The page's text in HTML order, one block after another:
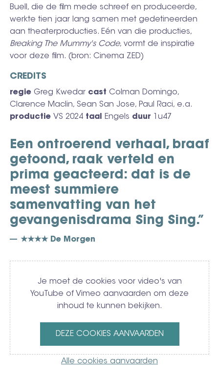
Buell, die de film mede schreef en produceerde,
werkte tien jaar lang samen met gedetineerden
aan theaterproducties. Eén van die producties,
Breaking The Mummy's Code, vormt de inspiratie
voor deze film. (bron: Cinema ZED)
CREDITS
regie Greg Kwedar cast Colman Domingo,
Clarence Maclin, Sean San Jose, Paul Raci, e.a.
productie VS 2024 taal Engels duur 1u47
Een ontroerend verhaal, braaf
getoond, raak verteld en
prima geacteerd: dat is de
meest summiere
samenvatting van het
gevangenisdrama Sing Sing.”
★★★★ De Morgen
Video
Je moet de cookies voor video's van
YouTube of Vimeo aanvaarden om deze
inhoud te kunnen bekijken.
DEZE COOKIES AANVAARDEN
Alle cookies aanvaarden